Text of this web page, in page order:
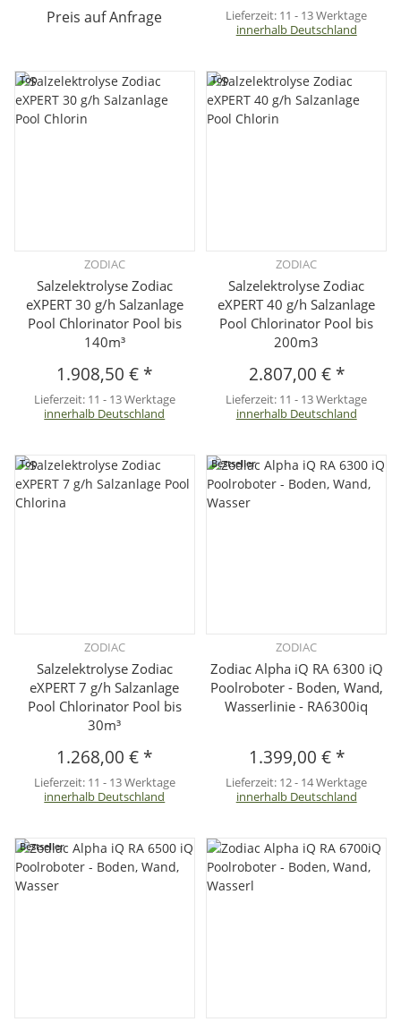
Preis auf Anfrage Lieferzeit: 11 - 13 Werktage
innerhalb Deutschland
Top
ZODIAC
Salzelektrolyse Zodiac
eXPERT 30 g/h Salzanlage
Pool Chlorinator Pool bis
140m³
1.908,50 € *
Lieferzeit: 11 - 13 Werktage
innerhalb Deutschland
Top
ZODIAC
Salzelektrolyse Zodiac
eXPERT 40 g/h Salzanlage
Pool Chlorinator Pool bis
200m3
2.807,00 € *
Lieferzeit: 11 - 13 Werktage
innerhalb Deutschland
Top
ZODIAC
Salzelektrolyse Zodiac
eXPERT 7 g/h Salzanlage
Pool Chlorinator Pool bis
30m³
1.268,00 € *
Lieferzeit: 11 - 13 Werktage
innerhalb Deutschland
Bestseller
ZODIAC
Zodiac Alpha iQ RA 6300 iQ
Poolroboter - Boden, Wand,
Wasserlinie - RA6300iq
1.399,00 € *
Lieferzeit: 12 - 14 Werktage
innerhalb Deutschland
Bestseller